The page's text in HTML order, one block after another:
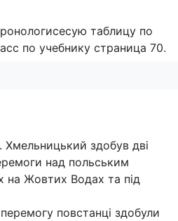
таблицу по
по учебнику страница 70.
Хмельницький здобув дві
над польським
на Жовтих Водах та під
повстанці здобули